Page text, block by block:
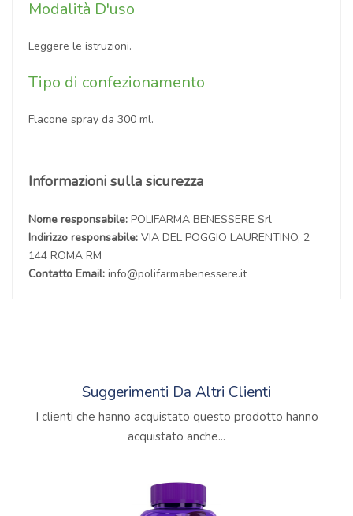
Modalità D'uso
Leggere le istruzioni.
Tipo di confezionamento
Flacone spray da 300 ml.
Informazioni sulla sicurezza
Nome responsabile: POLIFARMA BENESSERE Srl
Indirizzo responsabile: VIA DEL POGGIO LAURENTINO, 2
144 ROMA RM
Contatto Email: info@polifarmabenessere.it
Suggerimenti Da Altri Clienti
I clienti che hanno acquistato questo prodotto hanno
acquistato anche...